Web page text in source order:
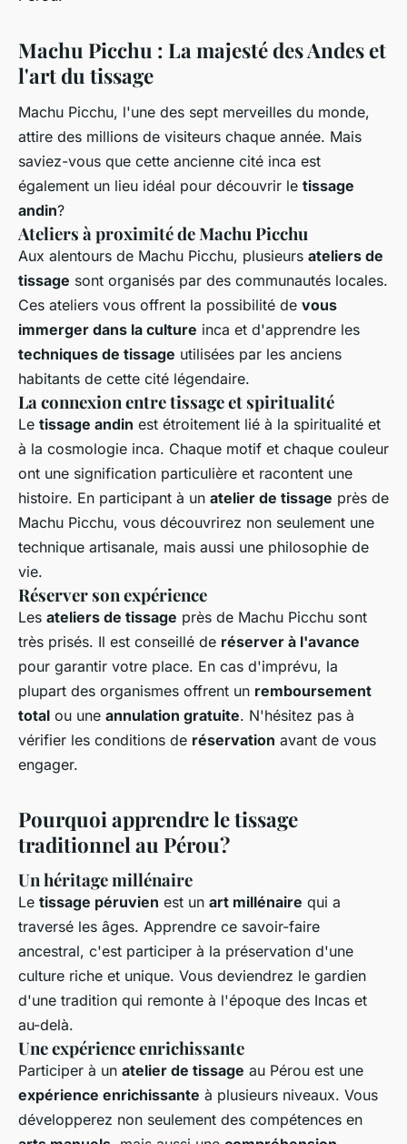
Machu Picchu : La majesté des Andes et
l'art du tissage
Machu Picchu, l'une des sept merveilles du monde,
attire des millions de visiteurs chaque année. Mais
saviez-vous que cette ancienne cité inca est
également un lieu idéal pour découvrir le tissage
andin?
Ateliers à proximité de Machu Picchu
Aux alentours de Machu Picchu, plusieurs ateliers de
tissage sont organisés par des communautés locales.
Ces ateliers vous offrent la possibilité de vous
immerger dans la culture inca et d'apprendre les
techniques de tissage utilisées par les anciens
habitants de cette cité légendaire.
La connexion entre tissage et spiritualité
Le tissage andin est étroitement lié à la spiritualité et
à la cosmologie inca. Chaque motif et chaque couleur
ont une signification particulière et racontent une
histoire. En participant à un atelier de tissage près de
Machu Picchu, vous découvrirez non seulement une
technique artisanale, mais aussi une philosophie de
vie.
Réserver son expérience
Les ateliers de tissage près de Machu Picchu sont
très prisés. Il est conseillé de réserver à l'avance
pour garantir votre place. En cas d'imprévu, la
plupart des organismes offrent un remboursement
total ou une annulation gratuite. N'hésitez pas à
vérifier les conditions de réservation avant de vous
engager.
Pourquoi apprendre le tissage
traditionnel au Pérou?
Un héritage millénaire
Le tissage péruvien est un art millénaire qui a
traversé les âges. Apprendre ce savoir-faire
ancestral, c'est participer à la préservation d'une
culture riche et unique. Vous deviendrez le gardien
d'une tradition qui remonte à l'époque des Incas et
au-delà.
Une expérience enrichissante
Participer à un atelier de tissage au Pérou est une
expérience enrichissante à plusieurs niveaux. Vous
développerez non seulement des compétences en